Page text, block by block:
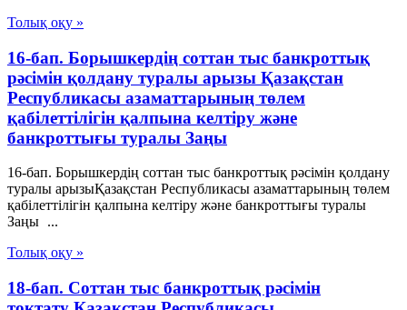
Толық оқу »
16-бап. Борышкердің соттан тыс банкроттық
рәсімін қолдану туралы арызы Қазақстан
Республикасы азаматтарының төлем
қабілеттілігін қалпына келтіру және
банкроттығы туралы Заңы
16-бап. Борышкердің соттан тыс банкроттық рәсімін қолдану
туралы арызыҚазақстан Республикасы азаматтарының төлем
қабілеттілігін қалпына келтіру және банкроттығы туралы
Заңы ...
Толық оқу »
18-бап. Соттан тыс банкроттық рәсімін